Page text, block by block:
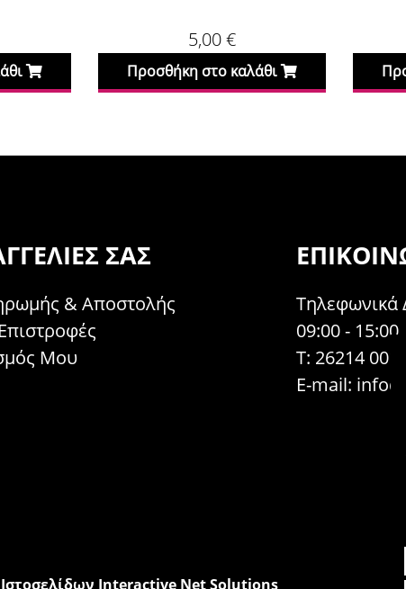
5,00€
Προσθήκη στο καλάθι
ΣΑΣ
& Αποστολής
Μου
Τηλεφωνικά
09:00 - 15:00
Τ: 26214 00104
E-mail:
Interactive Net Solutions